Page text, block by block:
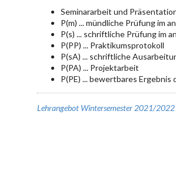
Seminararbeit und
P(m) ... mündliche Prüfung im
P(s) ... schriftliche Prüfung im
P(PP) ... Praktikumsprotokoll
P(sA) ... schriftliche
P(PA) ... Projektarbeit
P(PE) ... bewertbares Ergebnis
Lehrangebot Wintersemester 2021/2022